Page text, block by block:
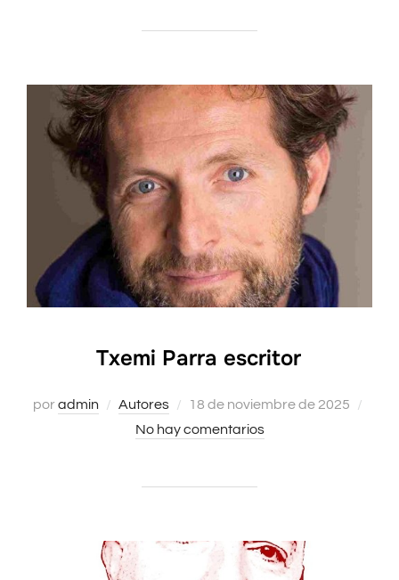
Txemi Parra escritor
poradmin Autores
Publicado
el
18 de noviembre de 2025
No hay comentarios